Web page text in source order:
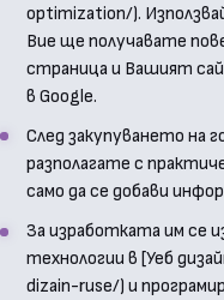
optimization/).
Вие ще получавате
страница и Вашият
в Google.
След закупуването на
разполагате с
само да се добави
За изработката им се
технологии в [Уеб
dizain-ruse/) и